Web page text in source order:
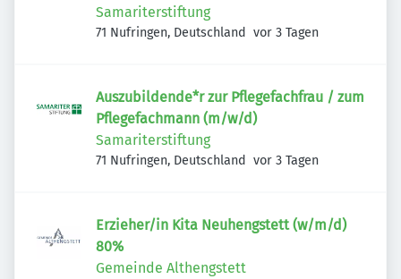
Samariterstiftung
71 Nufringen, Deutschland Veröffentlicht
vor 3 Tagen
Auszubildende*r zur Pflegefachfrau / zum
Pflegefachmann (m/w/d)
Samariterstiftung
71 Nufringen, Deutschland Veröffentlicht
vor 3 Tagen
Erzieher/in Kita Neuhengstett (w/m/d)
80%
Gemeinde Althengstett